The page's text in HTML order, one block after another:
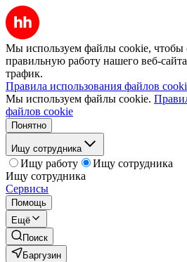
Мы используем файлы cookie, чтобы
правильную работу нашего веб-
трафик.
Правила использования файлов
Мы используем файлы cookie.
файлов cookie
Понятно
Ищу сотрудника
Ищу работу
Ищу сотрудника
Ищу сотрудника
Сервисы
Помощь
Ещё
Поиск
Баргузин